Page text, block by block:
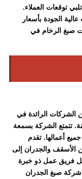
توقعات العملاء.
الجودة بأسعار
صبغ الرخام في
الشركات الرائدة في
تتمتع الشركة بسمعة
أعمالها. تقدم
الأسقف والجدران إلى
فريق عمل ذو خبرة
شركة صبغ الجدران